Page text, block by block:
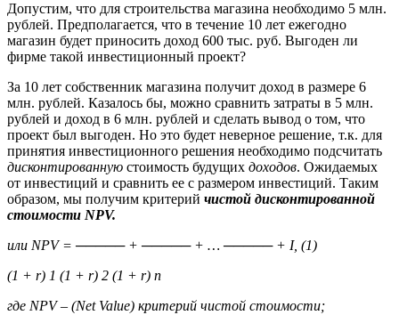
Допустим, что для строительства магазина необходимо 5 млн.
рублей. Предполагается, что в течение 10 лет ежегодно
магазин будет приносить доход 600 тыс. руб. Выгоден ли
фирме такой инвестиционный проект?
За 10 лет собственник магазина получит доход в размере 6
млн. рублей. Казалось бы, можно сравнить затраты в 5 млн.
рублей и доход в 6 млн. рублей и сделать вывод о том, что
проект был выгоден. Но это будет неверное решение, т.к. для
принятия инвестиционного решения необходимо подсчитать
дисконтированную стоимость будущих доходов. Ожидаемых
от инвестиций и сравнить ее с размером инвестиций. Таким
образом, мы получим критерий чистой дисконтированной
стоимости NPV.
или NPV = ───── + ───── + … ───── + I, (1)
(1 + r) 1 (1 + r) 2 (1 + r) n
где NPV – (Net Value) критерий чистой стоимости;